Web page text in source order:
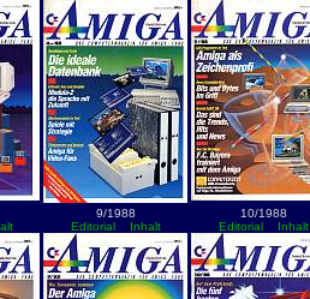
9/1988
Editorial
Inhalt
10/1988
Editorial
Inhalt